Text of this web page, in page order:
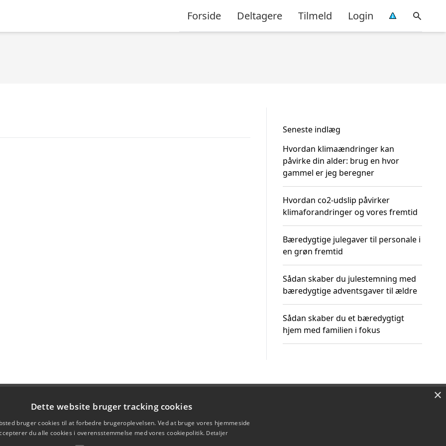
Forside Deltagere Tilmeld Login
Seneste indlæg
Hvordan klimaændringer kan
påvirke din alder: brug en hvor
gammel er jeg beregner
Hvordan co2-udslip påvirker
klimaforandringer og vores fremtid
Bæredygtige julegaver til personale i
en grøn fremtid
Sådan skaber du julestemning med
bæredygtige adventsgaver til ældre
Sådan skaber du et bæredygtigt
hjem med familien i fokus
×
Dette website bruger tracking cookies
bruger cookies til at forbedre brugeroplevelsen. Ved at bruge vores hjemmeside
du alle cookies i overensstemmelse med vores cookiepolitik. Detaljer